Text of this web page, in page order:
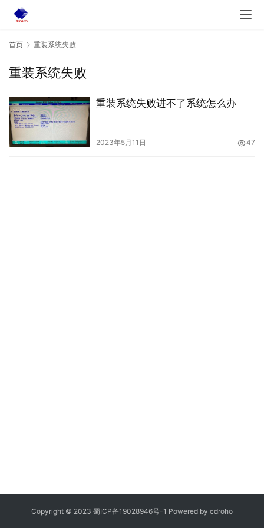
首页 重装系统失败
重装系统失败
重装系统失败进不了系统怎么办
2023年5月11日 47
Copyright © 2023 蜀ICP备19028946号-1 Powered by cdroho